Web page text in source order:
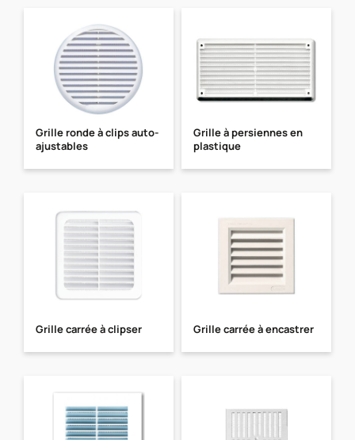
Grille ronde à clips auto-
ajustables
Grille à persiennes en
plastique
Grille carrée à clipser Grille carrée à encastrer